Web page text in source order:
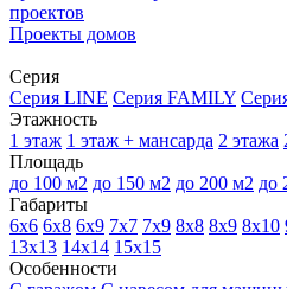
проектов
Проекты домов
Серия
Серия LINE Серия FAMILY
Этажность
1 этаж 1 этаж + мансарда 2 этажа
Площадь
до 100 м2 до 150 м2 до 200 м2 до
Габариты
6х6 6х8 6х9 7х7 7х9 8х8 8х9 8х10
13х13 14х14 15х15
Особенности